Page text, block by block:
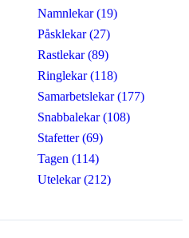
Namnlekar (19)
Påsklekar (27)
Rastlekar (89)
Ringlekar (118)
Samarbetslekar (177)
Snabbalekar (108)
Stafetter (69)
Tagen (114)
Utelekar (212)